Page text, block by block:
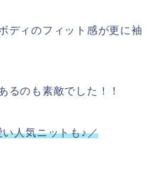
ディのフィット感が更に袖
るのも素敵でした！！
人気ニットも♪／